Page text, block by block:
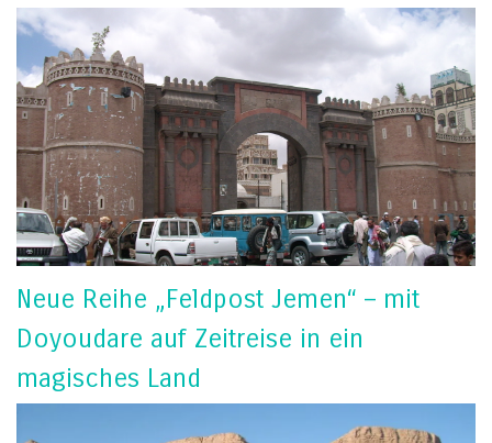
Neue Reihe „Feldpost Jemen“ – mit
Doyoudare auf Zeitreise in ein
magisches Land